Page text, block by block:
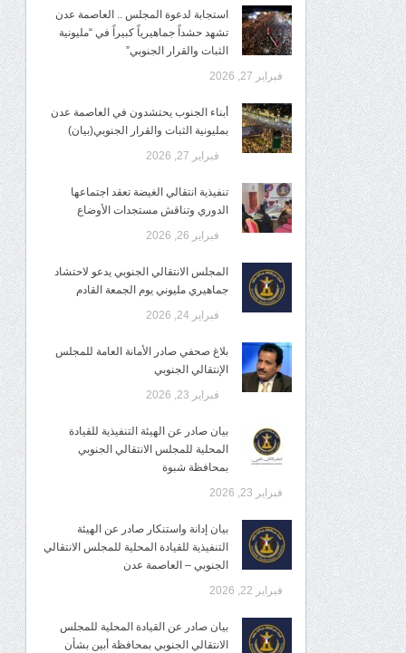
استجابة لدعوة المجلس .. العاصمة عدن
تشهد حشداً جماهيرياً كبيراً في “مليونية
الثبات والقرار الجنوبي”
فبراير 27, 2026
أبناء الجنوب يحتشدون في العاصمة عدن
بمليونية الثبات والقرار الجنوبي(بيان)
فبراير 27, 2026
تنفيذية انتقالي الغيضة تعقد اجتماعها
الدوري وتناقش مستجدات الأوضاع
فبراير 26, 2026
المجلس الانتقالي الجنوبي يدعو لاحتشاد
جماهيري مليوني يوم الجمعة القادم
فبراير 24, 2026
بلاغ صحفي صادر الأمانة العامة للمجلس
الإنتقالي الجنوبي
فبراير 23, 2026
بيان صادر عن الهيئة التنفيذية للقيادة
المحلية للمجلس الانتقالي الجنوبي
بمحافظة شبوة
فبراير 23, 2026
بيان إدانة واستنكار صادر عن الهيئة
التنفيذية للقيادة المحلية للمجلس الانتقالي
الجنوبي – العاصمة عدن
فبراير 22, 2026
بيان صادر عن القيادة المحلية للمجلس
الانتقالي الجنوبي بمحافظة أبين بشأن